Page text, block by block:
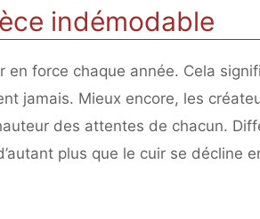
indémodable
force chaque année. Cela
jamais. Mieux encore, les
des attentes de chacun.
plus que le cuir se décline